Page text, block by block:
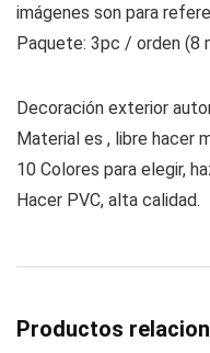
imágenes son para
Paquete: 3pc / orden (8
Decoración exterior
Material es , libre hacer
10 Colores para elegir,
Hacer PVC, alta calidad.
Productos